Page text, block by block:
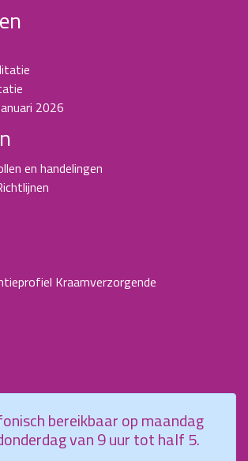
2026
en handelingen
Kraamverzorgende
5
bereikbaar op maandag
van 9 uur tot half 5.